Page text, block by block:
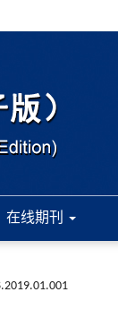
在线期刊